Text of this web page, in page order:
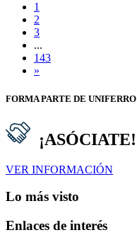
1
2
3
...
143
»
FORMA PARTE DE UNIFERRO
¡ASÓCIATE!
VER INFORMACIÓN
Lo más visto
Enlaces de interés